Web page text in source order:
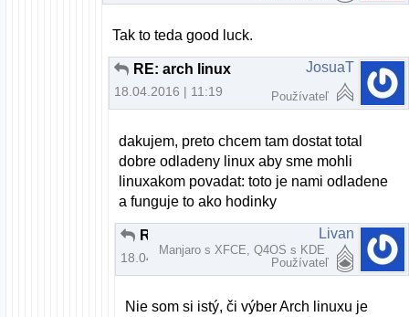
Tak to teda good luck.
RE: arch linux
18.04.2016 | 11:19
JosuaT
Používateľ
dakujem, preto chcem tam dostat total
dobre odladeny linux aby sme mohli
linuxakom povadat: toto je nami odladene
a funguje to ako hodinky
RE: arch linux
18.04.2016 | 14:38
Livan
Manjaro s XFCE, Q4OS s KDE
Používateľ
Nie som si istý, či výber Arch linuxu je